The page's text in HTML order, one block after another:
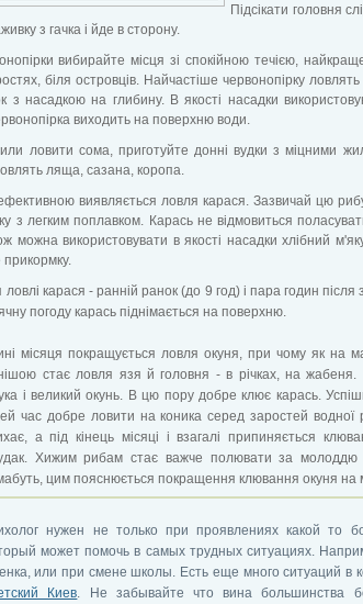
Підсікати головня
з гачка і йде в сторону.
вибирайте місця зі спокійною течією,
біля островців. Найчастіше червонопірку
з насадкою на глибину. В якості насадки
виходить на поверхню води.
ловити сома, приготуйте донні вудки з міцними
ляща, сазана, коропа.
виявляється ловля карася. Зазвичай цю
з легким поплавком. Карась не відмовиться
можна використовувати в якості насадки хлібний
прикормку.
карася - ранній ранок (до 9 год) і пара годин
погоду карась піднімається на поверхню.
місяця покращується ловля окуня, при чому як на
стає ловля язя й головня - в річках, на
і великий окунь. В цю пору добре клює карась.
час добре ловити на коника серед заростей водної
а під кінець місяці і взагалі припиняється
Хижим рибам стає важче полювати за молоддю
цим пояснюється покращення клювання окуня на
нужен не только при проявлениях какой то
может помочь в самых трудных ситуациях.
или при смене школы. Есть еще много ситуаций в
Киев. Не забывайте что вина большинства